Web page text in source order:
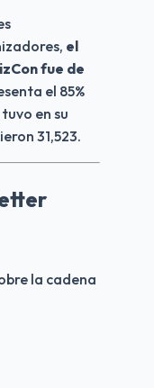
el
fue de
el 85%
en su
31,523.
la cadena